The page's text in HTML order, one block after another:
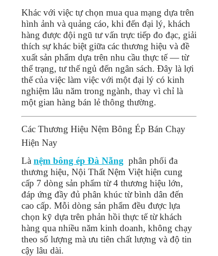
Khác với việc tự chọn mua qua mạng dựa trên
hình ảnh và quảng cáo, khi đến đại lý, khách
hàng được đội ngũ tư vấn trực tiếp đo đạc, giải
thích sự khác biệt giữa các thương hiệu và đề
xuất sản phẩm dựa trên nhu cầu thực tế — từ
thể trạng, tư thế ngủ đến ngân sách. Đây là lợi
thế của việc làm việc với một đại lý có kinh
nghiệm lâu năm trong ngành, thay vì chỉ là
một gian hàng bán lẻ thông thường.
Các Thương Hiệu Nệm Bông Ép Bán Chạy
Hiện Nay
Là nệm bông ép Đà Nẵng phân phối đa
thương hiệu, Nội Thất Nệm Việt hiện cung
cấp 7 dòng sản phẩm từ 4 thương hiệu lớn,
đáp ứng đầy đủ phân khúc từ bình dân đến
cao cấp. Mỗi dòng sản phẩm đều được lựa
chọn kỹ dựa trên phản hồi thực tế từ khách
hàng qua nhiều năm kinh doanh, không chạy
theo số lượng mà ưu tiên chất lượng và độ tin
cậy lâu dài.